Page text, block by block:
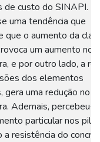
de custo do SINAPI.
uma tendência que
que o aumento da
um aumento no
e por outro lado, a
dos elementos
gera uma redução no
Ademais, percebeu-
particular nos
a resistência do